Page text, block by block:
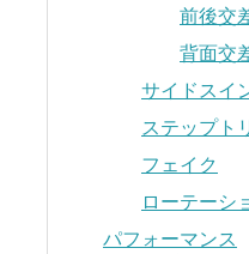
前後交
背面交
サイドスイ
ステップト
フェイク
ローテーシ
パフォーマンス